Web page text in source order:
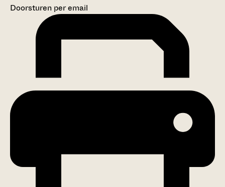
Doorsturen per email